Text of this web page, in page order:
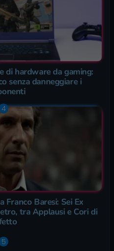
di hardware da gaming:
senza danneggiare i
Franco Baresi: Sei Ex
tra Applausi e Cori di